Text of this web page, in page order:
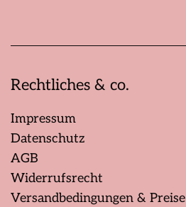
Rechtliches & co.
Impressum
Datenschutz
AGB
Widerrufsrecht
Versandbedingungen & Preise